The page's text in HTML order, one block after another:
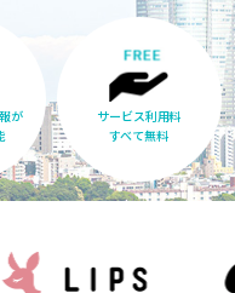
が
サービス利用料
すべて無料